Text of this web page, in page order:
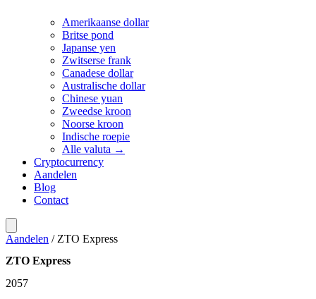
Amerikaanse dollar
Britse pond
Japanse yen
Zwitserse frank
Canadese dollar
Australische dollar
Chinese yuan
Zweedse kroon
Noorse kroon
Indische roepie
Alle valuta →
Cryptocurrency
Aandelen
Blog
Contact
Aandelen / ZTO Express
ZTO Express
2057